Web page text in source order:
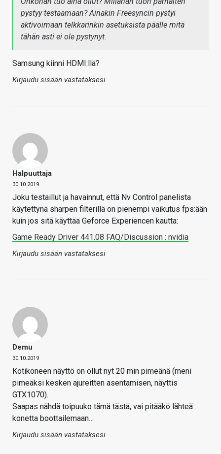
pystyy testaamaan? Ainakin Freesyncin pystyi
aktivoimaan telkkarinkin asetuksista päälle mitä
tähän asti ei ole pystynyt.
Samsung kiinni HDMI:llä?
Kirjaudu sisään vastataksesi
Halpuuttaja
30.10.2019
Joku testaillut ja havainnut, että Nv Control panelista
käytettynä sharpen filterillä on pienempi vaikutus fps:ään
kuin jos sitä käyttää Geforce Experiencen kautta:
Game Ready Driver 441.08 FAQ/Discussion : nvidia
Kirjaudu sisään vastataksesi
Demu
30.10.2019
Kotikoneen näyttö on ollut nyt 20 min pimeänä (meni
pimeäksi kesken ajureitten asentamisen, näyttis
GTX1070).
Saapas nähdä toipuuko tämä tästä, vai pitääkö lähteä
konetta boottailemaan…
Kirjaudu sisään vastataksesi